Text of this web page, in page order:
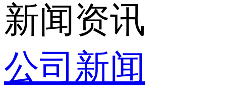
新闻资讯
公司新闻